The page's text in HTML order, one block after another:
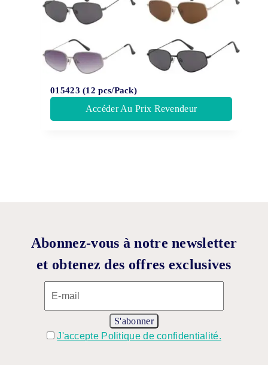
015423 (12 pcs/Pack)
Accéder Au Prix Revendeur
Abonnez-vous à notre newsletter
et obtenez des offres exclusives
J'accepte Politique de confidentialité.